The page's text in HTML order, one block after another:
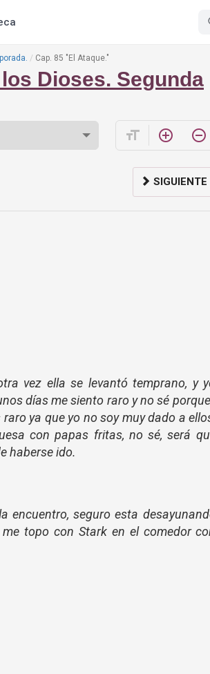
Cap. 85 "El Ataque."
Dioses. Segunda
format_size add_circle_outline remove_circle_outline
SIGUIENTE
vez ella se levantó temprano, y
días me siento raro y no sé
ya que yo no soy muy dado a
con papas fritas, no sé, será
haberse ido.
encuentro, seguro esta
topo con Stark en el comedor